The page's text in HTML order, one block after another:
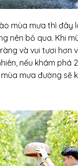
mùa mưa thì đây
nên bỏ qua. Khi
và vui tươi hơn
nếu khám phá
mưa đường sẽ